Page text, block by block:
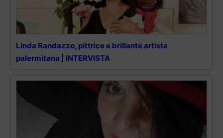
Linda Randazzo, pittrice e brillante artista
palermitana | INTERVISTA